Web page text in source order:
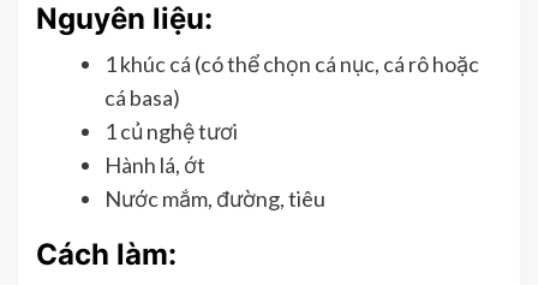
Nguyên liệu:
1 khúc cá (có thể chọn cá nục, cá rô hoặc
cá basa)
1 củ nghệ tươi
Hành lá, ớt
Nước mắm, đường, tiêu
Cách làm: